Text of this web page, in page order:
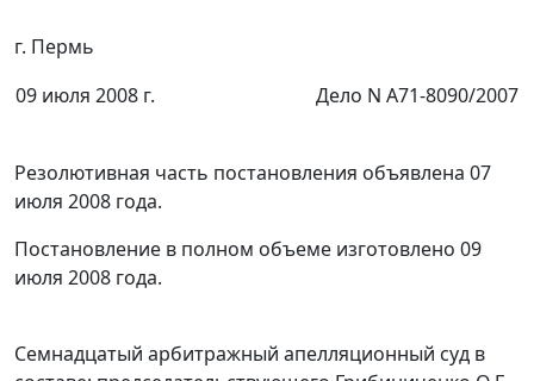
г. Пермь
09 июля 2008 г.
Дело N А71-8090/2007
Резолютивная часть постановления объявлена 07
июля 2008 года.
Постановление в полном объеме изготовлено 09
июля 2008 года.
Семнадцатый арбитражный апелляционный суд в